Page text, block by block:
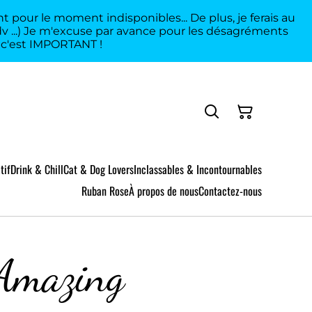
pour le moment indisponibles... De plus, je ferais au
...) Je m'excuse par avance pour les désagréments
IMPORTANT !
Drink & ChillCat & Dog LoversInclassables & Incontournables
Ruban RoseÀ propos de nousContactez-nous